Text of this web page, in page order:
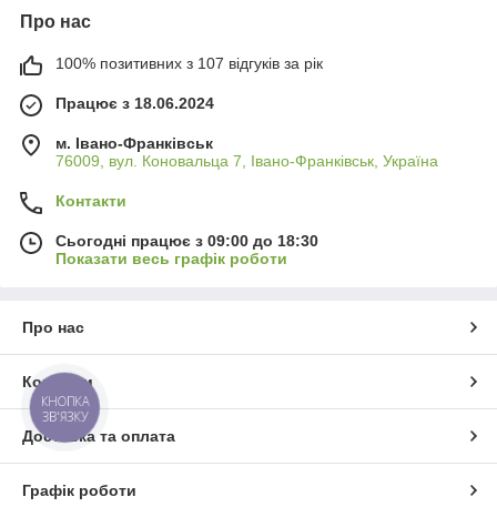
Про нас
100% позитивних з 107 відгуків за рік
Працює з 18.06.2024
м. Івано-Франківськ
76009, вул. Коновальца 7, Івано-Франківськ, Україна
Контакти
Сьогодні працює з 09:00 до 18:30
Показати весь графік роботи
Про нас
Контакти
Доставка та оплата
Графік роботи
КНОПКА
ЗВ'ЯЗКУ